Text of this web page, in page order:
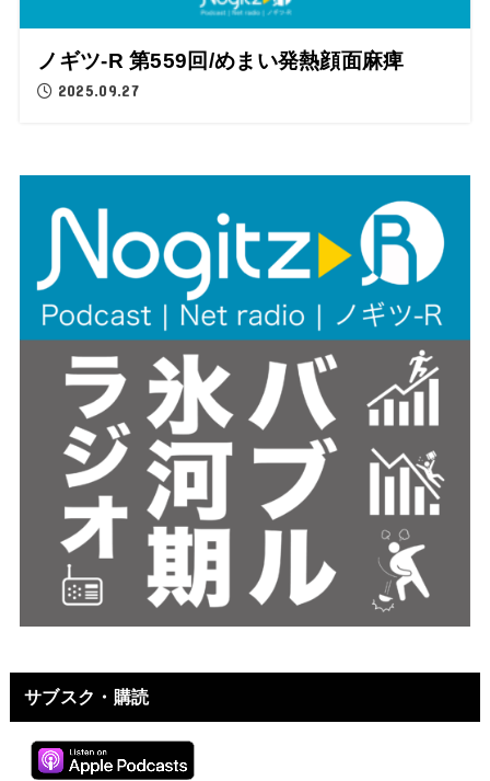
ノギツ-R 第559回/めまい発熱顔面麻痺
2025.09.27
サブスク・購読